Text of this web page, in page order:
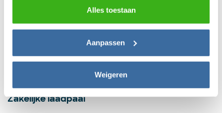
locatiegegevens, voorkeuren en surfgedrag. U kunt
deze gegevens en dit later aanpassen via het icoon
privacybeleid.
Alles toestaan
Aanpassen
Weigeren
Laadpaal monumentaal pand ›
Laadpaal betalen in termijnen ›
Keuzehulp ›
Zakelijke laadpaal